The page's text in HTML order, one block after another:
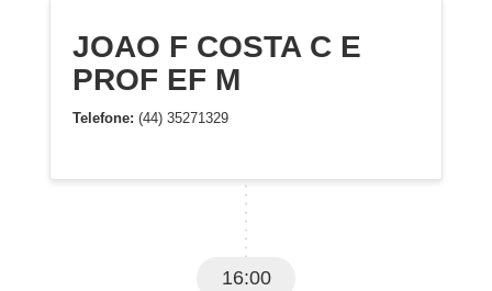
JOAO F COSTA C E
PROF EF M
Telefone: (44) 35271329
16:00